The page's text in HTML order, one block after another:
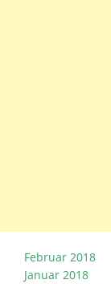
Februar 2018
Januar 2018